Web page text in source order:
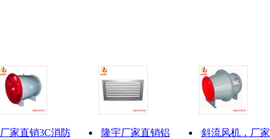
厂家直销3C消防
隆宇厂家直销铝
斜流风机，厂家